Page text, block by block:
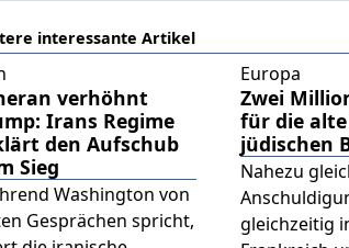
interessante Artikel
verhöhnt
Irans Regime
den Aufschub
Sieg
Washington von
Gesprächen spricht,
Europa
Zwei
für die
jüdischen
Nahezu
gleichzeitig